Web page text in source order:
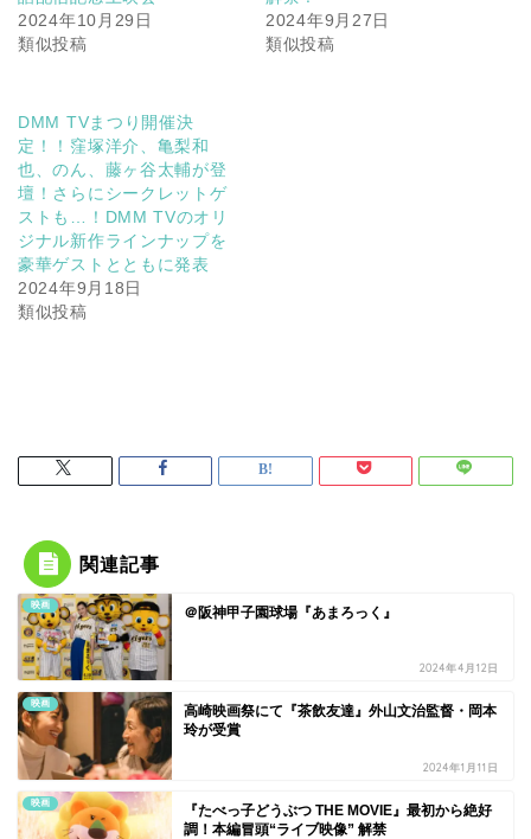
2024年10月29日
類似投稿
2024年9月27日
類似投稿
DMM TVまつり開催決
定！！窪塚洋介、亀梨和
也、のん、藤ヶ谷太輔が登
壇！さらにシークレットゲ
ストも…！DMM TVのオリ
ジナル新作ラインナップを
豪華ゲストとともに発表
2024年9月18日
類似投稿
関連記事
映画 ＠阪神甲子園球場『あまろっく』
2024年4月12日
映画
高崎映画祭にて『茶飲友達』外山文治監督・岡本
玲が受賞
2024年1月11日
映画
『たべっ子どうぶつ THE MOVIE』最初から絶好
調！本編冒頭“ライブ映像” 解禁